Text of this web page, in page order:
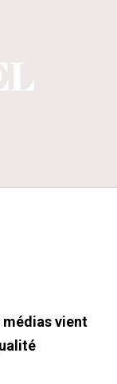
médias vient